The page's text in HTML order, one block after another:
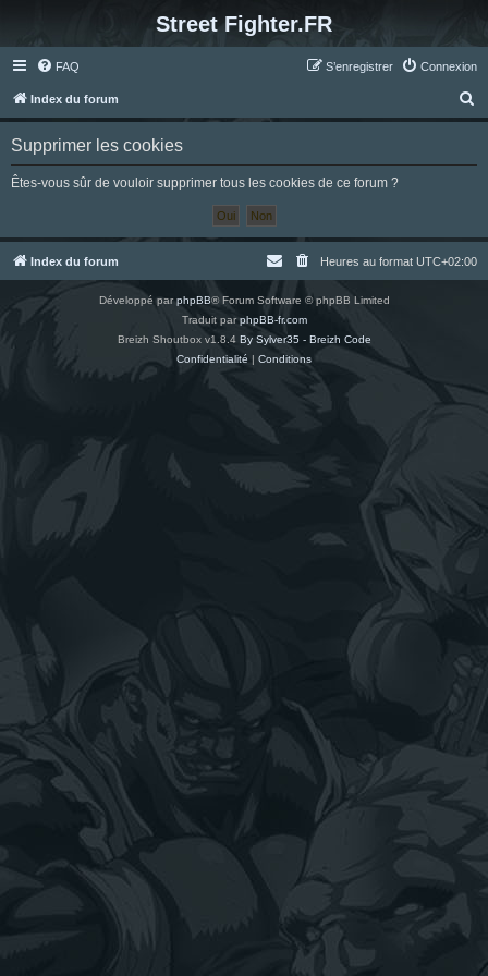
Street Fighter.FR
FAQ Connexion
S’enregistrer
Index du forum
e
h
Supprimer les cookies
Êtes-vous sûr de vouloir supprimer tous les cookies de ce forum ?
Index du forum Heures au format UTC+02:00
Développé parphpBB® Forum Software © phpBB Limited
Traduit parphpBB-fr.com
Breizh Shoutbox v1.8.4 By Sylver35 - Breizh Code
Confidentialité | Conditions